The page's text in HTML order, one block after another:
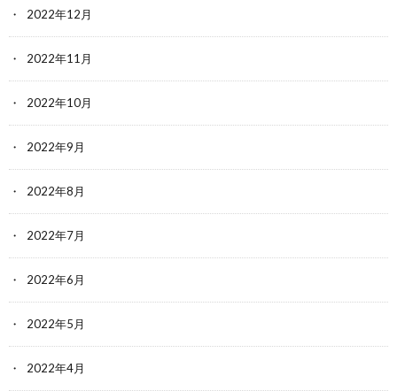
2022年12月
2022年11月
2022年10月
2022年9月
2022年8月
2022年7月
2022年6月
2022年5月
2022年4月